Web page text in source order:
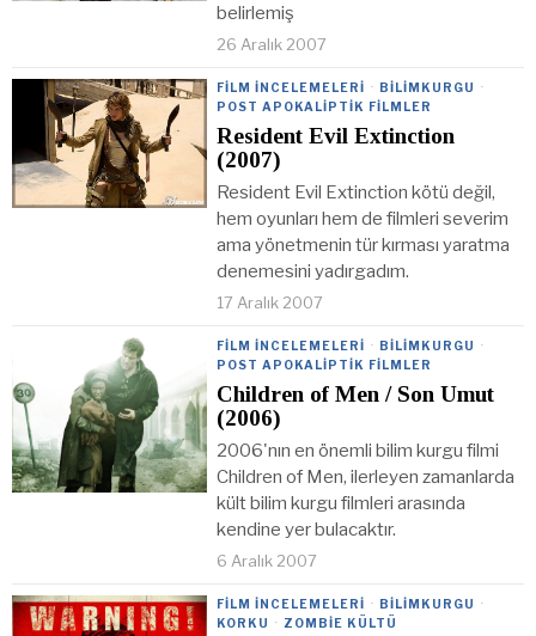
belirlemiş
26 Aralık 2007
FILM İNCELEMELERI · BILIMKURGU ·
POST APOKALIPTIK FILMLER
Resident Evil Extinction
(2007)
Resident Evil Extinction kötü değil,
hem oyunları hem de filmleri severim
ama yönetmenin tür kırması yaratma
denemesini yadırgadım.
17 Aralık 2007
FILM İNCELEMELERI · BILIMKURGU ·
POST APOKALIPTIK FILMLER
Children of Men / Son Umut
(2006)
2006'nın en önemli bilim kurgu filmi
Children of Men, ilerleyen zamanlarda
kült bilim kurgu filmleri arasında
kendine yer bulacaktır.
6 Aralık 2007
FILM İNCELEMELERI · BILIMKURGU ·
KORKU · ZOMBIE KÜLTÜ